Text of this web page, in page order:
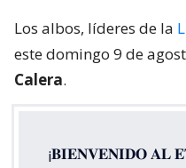
Los albos, líderes de la
este domingo 9 de
Calera.
¡𝐁𝐈𝐄𝐍𝐕𝐄𝐍𝐈𝐃𝐎 𝐀𝐋